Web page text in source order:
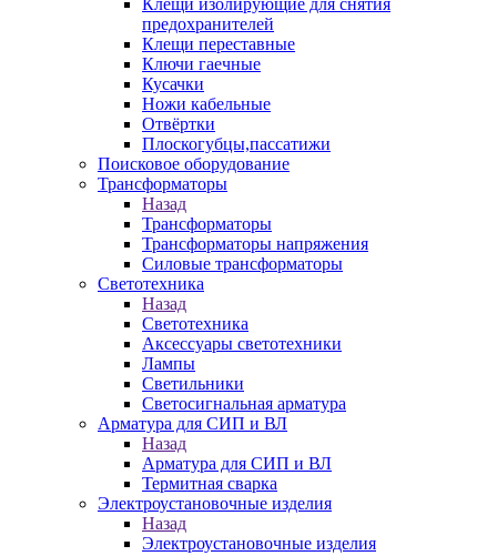
Клещи изолирующие для снятия
предохранителей
Клещи переставные
Ключи гаечные
Кусачки
Ножи кабельные
Отвёртки
Плоскогубцы,пассатижи
Поисковое оборудование
Трансформаторы
Назад
Трансформаторы
Трансформаторы напряжения
Силовые трансформаторы
Светотехника
Назад
Светотехника
Аксессуары светотехники
Лампы
Светильники
Светосигнальная арматура
Арматура для СИП и ВЛ
Назад
Арматура для СИП и ВЛ
Термитная сварка
Электроустановочные изделия
Назад
Электроустановочные изделия